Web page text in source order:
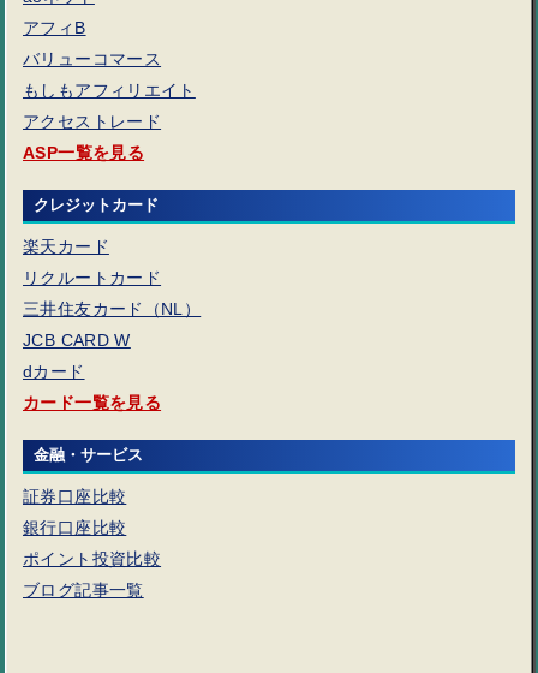
アフィB
バリューコマース
もしもアフィリエイト
アクセストレード
ASP一覧を見る
クレジットカード
楽天カード
リクルートカード
三井住友カード（NL）
JCB CARD W
dカード
カード一覧を見る
金融・サービス
証券口座比較
銀行口座比較
ポイント投資比較
ブログ記事一覧